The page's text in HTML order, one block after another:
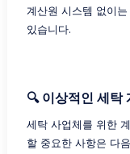
계산원 시스템 없이
있습니다.
🔍 이상적인 세탁
세탁 사업체를 위한
할 중요한 사항은 다